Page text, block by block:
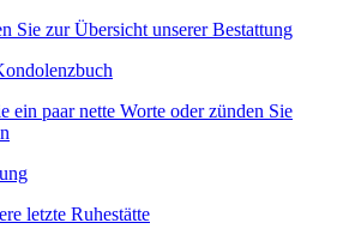
Sie zur Übersicht unserer Bestattung
ein paar nette Worte oder zünden Sie
letzte Ruhestätte